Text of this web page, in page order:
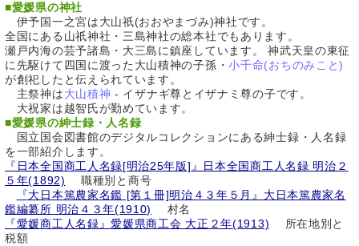
■愛媛県の神社
伊予国一之宮は大山祇(おおやまづみ)神社です。
全国にある山祇神社・三島神社の総本社でもあります。
瀬戸内海の芸予諸島・大三島に鎮座しています。 神武天皇の東征
に先駆けて四国に渡った大山積神の子孫・小千命(おちのみこと)
が創祀したと伝えられています。
主祭神は大山積神 - イザナギ尊とイザナミ尊の子です。
大祝家は越智氏が勤めています。
■愛媛県の紳士録・人名録
国立国会図書館のデジタルコレクションにある紳士録・人名録
を一部紹介します。
『日本全国商工人名録[明治25年版]』日本全国商工人名録 明治２
５年(1892)
職種別と商号
『大日本篤農家名鑑 [第１冊]明治４３年５月』大日本篤農家名
鑑編纂所 明治４３年(1910)
村名
『愛媛商工人名録』愛媛県商工会 大正２年(1913) 所在地別と
税額